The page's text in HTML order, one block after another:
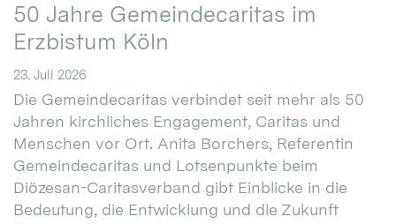
50 Jahre Gemeindecaritas im
Erzbistum Köln
23. Juli 2026
Die Gemeindecaritas verbindet seit mehr als 50
Jahren kirchliches Engagement, Caritas und
Menschen vor Ort. Anita Borchers, Referentin
Gemeindecaritas und Lotsenpunkte beim
Diözesan-Caritasverband gibt Einblicke in die
Bedeutung, die Entwicklung und die Zukunft